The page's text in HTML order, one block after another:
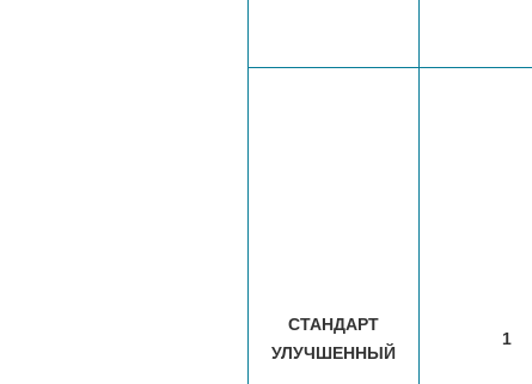
СТАНДАРТ
УЛУЧШЕННЫЙ
1